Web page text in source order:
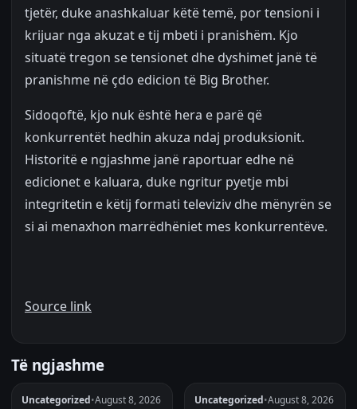
tjetër, duke anashkaluar këtë temë, por tensioni i
krijuar nga akuzat e tij mbeti i pranishëm. Kjo
situatë tregon se tensionet dhe dyshimet janë të
pranishme në çdo edicion të Big Brother.
Sidoqoftë, kjo nuk është hera e parë që
konkurrentët hedhin akuza ndaj produksionit.
Historitë e ngjashme janë raportuar edhe në
edicionet e kaluara, duke ngritur pyetje mbi
integritetin e këtij formati televiziv dhe mënyrën se
si ai menaxhon marrëdhëniet mes konkurrentëve.
Source link
Të ngjashme
Uncategorized•August 8, 2026 Uncategorized•August 8, 2026